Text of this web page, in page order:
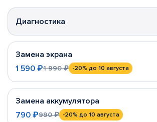
Диагностика
Замена экрана
1 590 ₽1 990 ₽ -20% до 10 августа
Замена аккумулятора
790 ₽990 ₽ -20% до 10 августа